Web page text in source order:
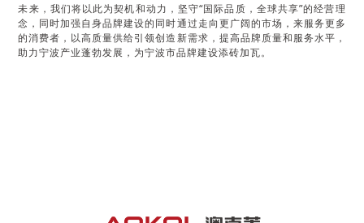
未来，我们将以此为契机和动力，坚守“国际品质，全球共享”的经营理
念，同时加强自身品牌建设的同时通过走向更广阔的市场，来服务更多
的消费者，以高质量供给引领创造新需求，提高品牌质量和服务水平，
助力宁波产业蓬勃发展，为宁波市品牌建设添砖加瓦。